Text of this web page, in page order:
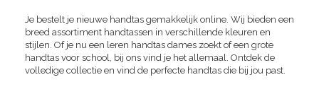
Je bestelt je nieuwe handtas gemakkelijk online. Wij bieden een
breed assortiment handtassen in verschillende kleuren en
stijlen. Of je nu een leren handtas dames zoekt of een grote
handtas voor school, bij ons vind je het allemaal. Ontdek de
volledige collectie en vind de perfecte handtas die bij jou past.